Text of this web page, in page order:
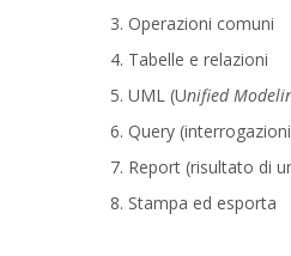
Operazioni comuni
Tabelle e relazioni
UML (Unified
Query
Report (risultato di
Stampa ed esporta